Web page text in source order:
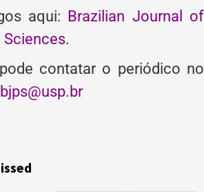
aqui: Brazilian Journal of
contatar o periódico no
bjps@usp.br